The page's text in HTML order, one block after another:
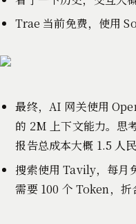
Trae 当前免费，使用
最终，AI 网关使用
的 2M 上下文能力。思
报告总成本大概 1.5 人民
搜索使用 Tavily，每月
需要 100 个 Token，折